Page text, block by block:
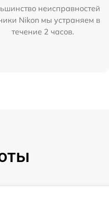
неисправностей
Nikon мы устраняем в
течение 2 часов.